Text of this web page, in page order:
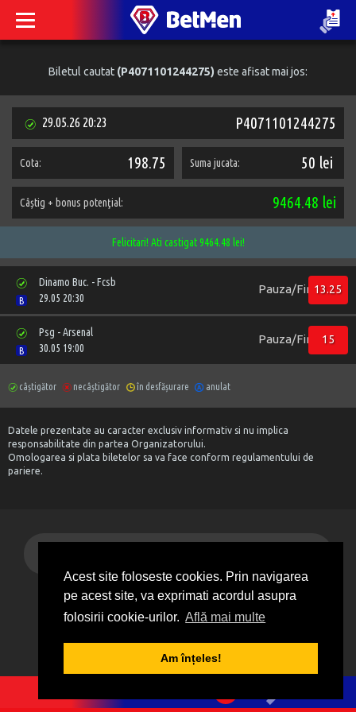
Acest site foloseste cookies. Prin navigarea
pe acest site, va exprimati acordul asupra
folosirii cookie-urilor. Află mai multe
Am înțeles!
Biletul cautat (P4071101244275) este afisat mai jos:
29.05.26 20:23 P4071101244275
Cota: 198.75 Suma jucata: 50 lei
Câștig + bonus potenţial: 9464.48 lei
Felicitari! Ati castigat 9464.48 lei!
B
Dinamo Buc. - Fcsb
29.05 20:30
Pauza/Final::2/X
13.25
B
Psg - Arsenal
30.05 19:00
Pauza/Final::2/X
15
câștigător necâștigător în desfășurare anulat
Datele prezentate au caracter exclusiv informativ si nu implica
responsabilitate din partea Organizatorului.
Omologarea si plata biletelor sa va face conform regulamentului de
pariere.
Informații generale
Contact
Agentii
Promoții